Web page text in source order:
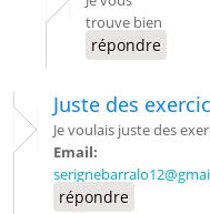
trouve bien
répondre
Juste des
Je voulais juste des
Email:
répondre